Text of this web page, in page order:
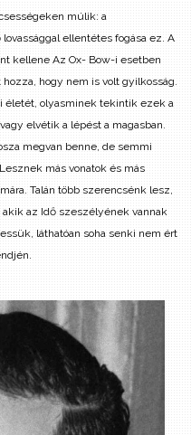
múlik: a
ellentétes fogása ez. A
kellene Az Ox- Bow-i esetben
hogy nem is volt gyilkosság.
életét, olyasminek tekintik ezek a
elvétik a lépést a magasban.
megvan benne, de semmi
más vonatok és más
Talán több szerencsénk lesz,
az Idő szeszélyének vannak
láthatóan soha senki nem ért